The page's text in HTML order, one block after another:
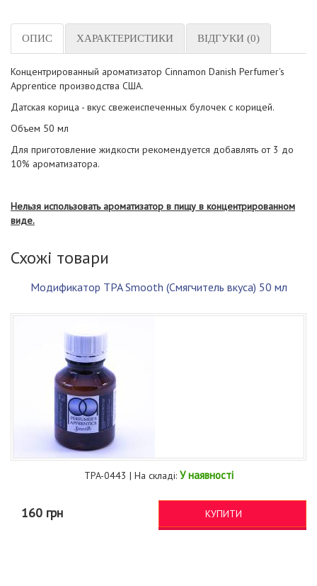
ОПИС ХАРАКТЕРИСТИКИ ВІДГУКИ (0)
Концентрированный ароматизатор Cinnamon Danish Perfumer's
Apprentice производства США.
Датская корица - вкус свежеиспеченных булочек с корицей.
Объем 50 мл
Для приготовление жидкости рекомендуется добавлять от 3 до
10% ароматизатора.
Нельзя использовать ароматизатор в пищу в концентрированном
виде.
Схожі товари
Модификатор TPA Smooth (Смягчитель вкуса) 50 мл
TPA-0443 | На складі: У наявності
160 грн КУПИТИ